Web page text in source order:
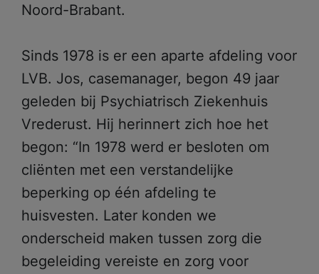
Noord-Brabant.
Sinds 1978 is er een aparte afdeling voor
LVB. Jos, casemanager, begon 49 jaar
geleden bij Psychiatrisch Ziekenhuis
Vrederust. Hij herinnert zich hoe het
begon: “In 1978 werd er besloten om
cliënten met een verstandelijke
beperking op één afdeling te
huisvesten. Later konden we
onderscheid maken tussen zorg die
begeleiding vereiste en zorg voor